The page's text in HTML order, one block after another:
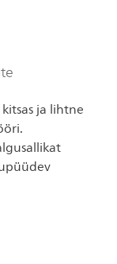
ja lihtne